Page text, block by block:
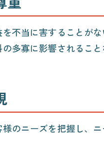
不当に害することが
多寡に影響されるこ
のニーズを把握し、